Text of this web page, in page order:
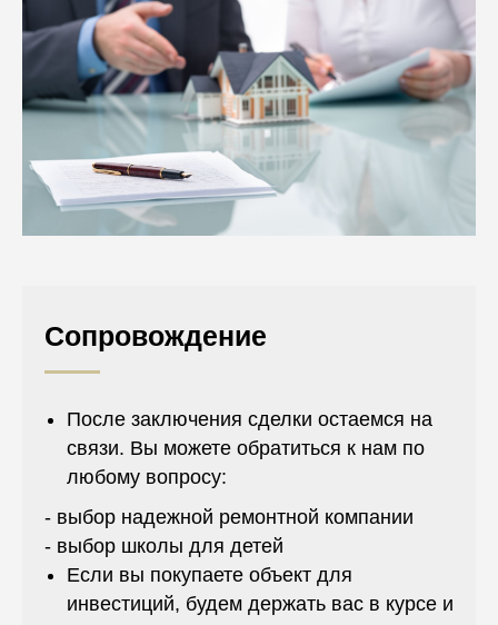
Сопровождение
После заключения сделки остаемся на
связи. Вы можете обратиться к нам по
любому вопросу:
- выбор надежной ремонтной компании
- выбор школы для детей
Если вы покупаете объект для
инвестиций, будем держать вас в курсе и